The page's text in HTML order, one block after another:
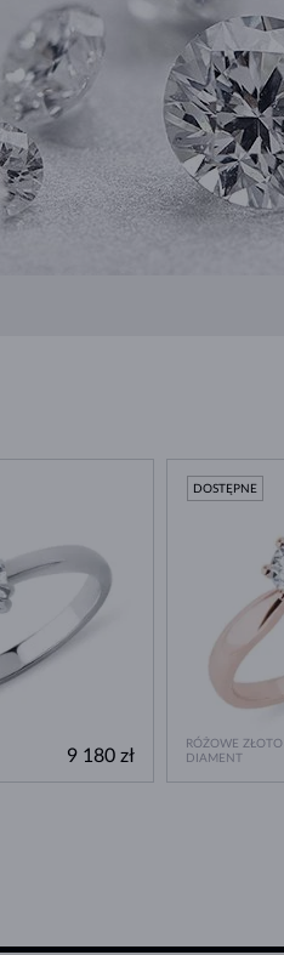
9 180 zł
RÓŻOWE ZŁOTO
DIAMENT
DOSTĘPNE